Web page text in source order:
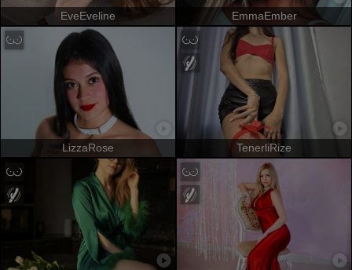
EveEveline EmmaEmber
LizzaRose TenerliRize